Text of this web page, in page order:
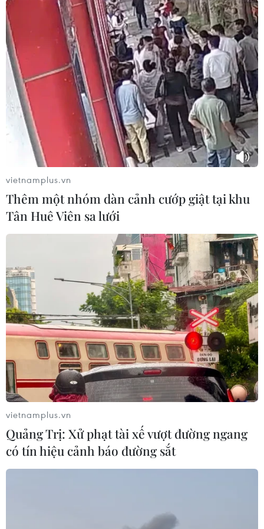
sơ, tang vật vụ việc sang Hạt Kiểm lâm và Công
an huyện Đam Rông để tiếp tục mở rộng điều
tra vụ việc./.
(TTXVN/Vietnam+)
#Phá rừng phòng hộ #Sêrêpôk
#Phá rừng trái phép
#Sản xuất nông nghiệp
#Khai thác lâm sản
Lâm Đồng
Theo dõi VietnamPlus
vietnamplus.vn
Thêm một nhóm dàn cảnh cướp giật tại khu
Tân Huê Viên sa lưới
vietnamplus.vn
Quảng Trị: Xử phạt tài xế vượt đường ngang
có tín hiệu cảnh báo đường sắt